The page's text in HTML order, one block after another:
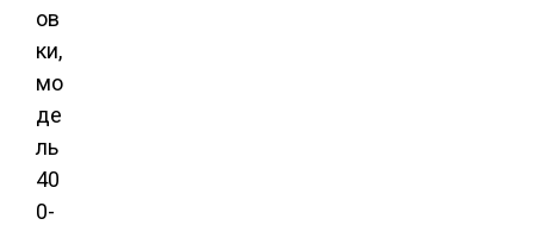
ов
ки,
мо
де
ль
40
0-